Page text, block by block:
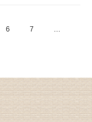
6 7 …